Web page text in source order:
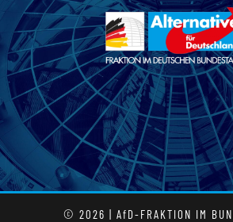
© 2026 | AfD-FRAKTION IM